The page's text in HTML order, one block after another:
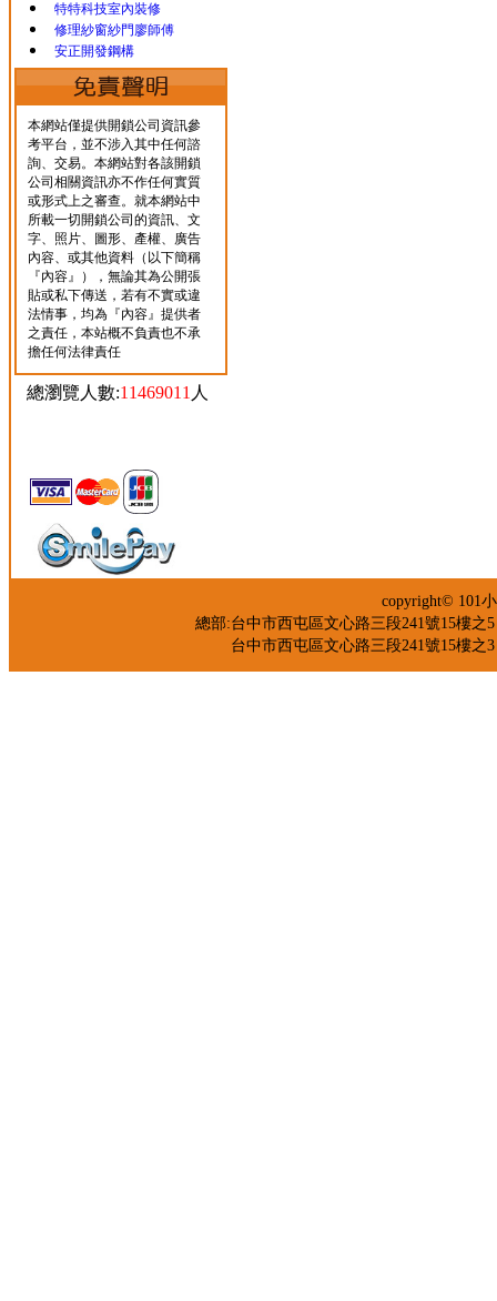
特特科技室內裝修
修理紗窗紗門廖師傅
安正開發鋼構
本網站僅提供開鎖公司資訊參
考平台，並不涉入其中任何諮
詢、交易。本網站對各該開鎖
公司相關資訊亦不作任何實質
或形式上之審查。就本網站中
所載一切開鎖公司的資訊、文
字、照片、圖形、產權、廣告
內容、或其他資料（以下簡稱
『內容』），無論其為公開張
貼或私下傳送，若有不實或違
法情事，均為『內容』提供者
之責任，本站概不負責也不承
擔任何法律責任
總瀏覽人數:11469011 人
copyright©
總部:台中市西屯區文心路三段241號15樓
台中市西屯區文心路三段241號15樓